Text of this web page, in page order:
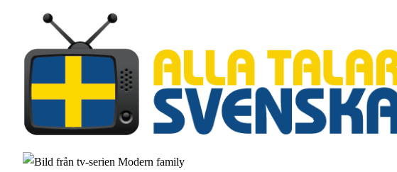
huvudinnehåll